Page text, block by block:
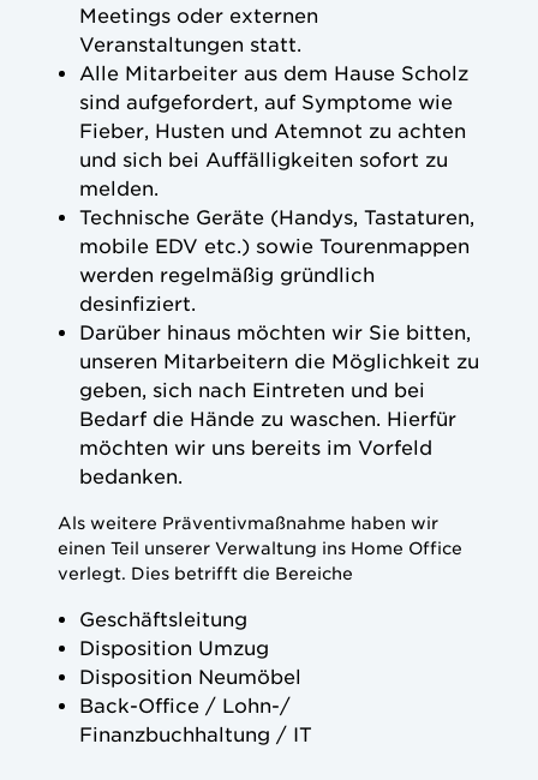
Meetings oder externen
Veranstaltungen statt.
Alle Mitarbeiter aus dem Hause Scholz
sind aufgefordert, auf Symptome wie
Fieber, Husten und Atemnot zu achten
und sich bei Auffälligkeiten sofort zu
melden.
Technische Geräte (Handys, Tastaturen,
mobile EDV etc.) sowie Tourenmappen
werden regelmäßig gründlich
desinfiziert.
Darüber hinaus möchten wir Sie bitten,
unseren Mitarbeitern die Möglichkeit zu
geben, sich nach Eintreten und bei
Bedarf die Hände zu waschen. Hierfür
möchten wir uns bereits im Vorfeld
bedanken.
Als weitere Präventivmaßnahme haben wir
einen Teil unserer Verwaltung ins Home Office
verlegt. Dies betrifft die Bereiche
Geschäftsleitung
Disposition Umzug
Disposition Neumöbel
Back-Office / Lohn-/
Finanzbuchhaltung / IT